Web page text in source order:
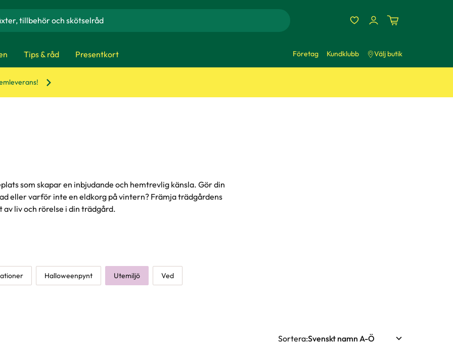
Tips & råd Presentkort Företag Kundklubb Välj butik
som skapar en inbjudande och hemtrevlig känsla. Gör din
eller varför inte en eldkorg på vintern? Främja trädgårdens
liv och rörelse i din trädgård.
Halloweenpynt Utemiljö Ved
Sortera